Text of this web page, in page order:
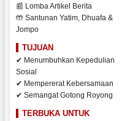
📰 Lomba Artikel Berita
🤲 Santunan Yatim, Dhuafa &
Jompo
TUJUAN
✔ Menumbuhkan Kepedulian
Sosial
✔ Mempererat Kebersamaan
✔ Semangat Gotong Royong
TERBUKA UNTUK